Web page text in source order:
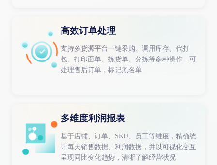
高效订单处理
支持多货源平台一键采购、调用库存、代打
包、打印面单、拣货单、分拣等多种操作，可
处理售后订单，标记黑名单
多维度利润报表
基于店铺、订单、SKU、员工等维度，精确统
计每天销售数据、利润数据，并以可视化交互
呈现同比变化趋势，清晰了解经营状况